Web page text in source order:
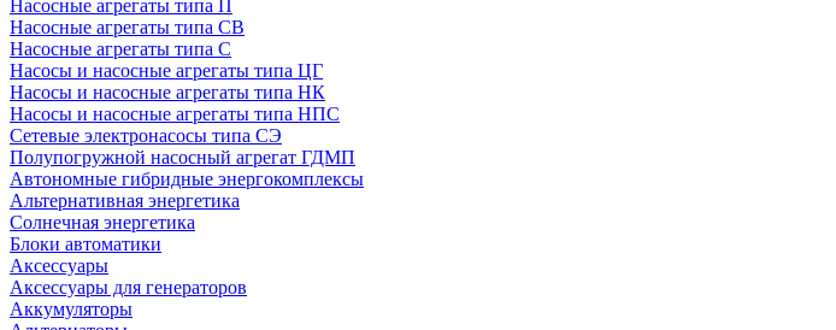
Насосные агрегаты типа П
Насосные агрегаты типа СВ
Насосные агрегаты типа С
Насосы и насосные агрегаты типа ЦГ
Насосы и насосные агрегаты типа НК
Насосы и насосные агрегаты типа НПС
Сетевые электронасосы типа СЭ
Полупогружной насосный агрегат ГДМП
Автономные гибридные энергокомплексы
Альтернативная энергетика
Солнечная энергетика
Блоки автоматики
Аксессуары
Аксессуары для генераторов
Аккумуляторы